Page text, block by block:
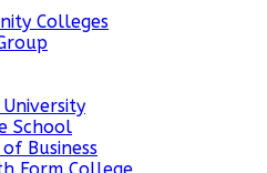
Colleges
School
Business